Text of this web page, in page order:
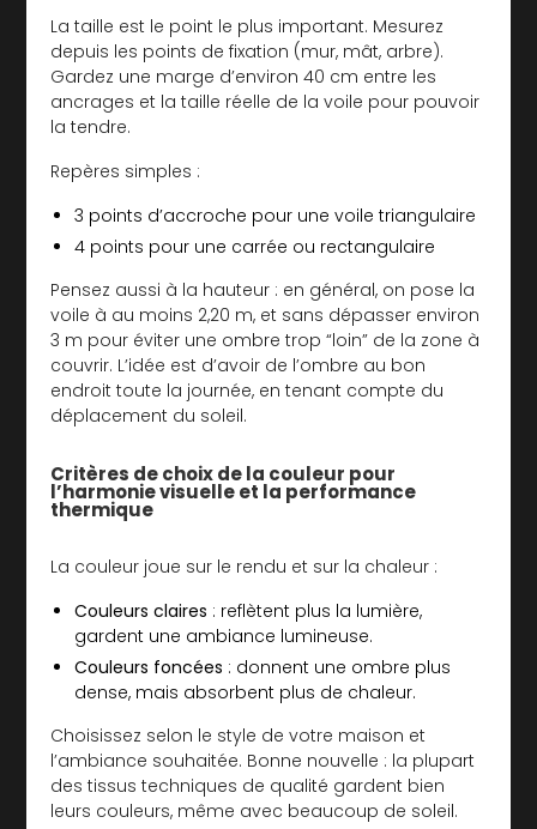
La taille est le point le plus important. Mesurez
depuis les points de fixation (mur, mât, arbre).
Gardez une marge d’environ 40 cm entre les
ancrages et la taille réelle de la voile pour pouvoir
la tendre.
Repères simples :
3 points d’accroche pour une voile triangulaire
4 points pour une carrée ou rectangulaire
Pensez aussi à la hauteur : en général, on pose la
voile à au moins 2,20 m, et sans dépasser environ
3 m pour éviter une ombre trop “loin” de la zone à
couvrir. L’idée est d’avoir de l’ombre au bon
endroit toute la journée, en tenant compte du
déplacement du soleil.
Critères de choix de la couleur pour
l’harmonie visuelle et la performance
thermique
La couleur joue sur le rendu et sur la chaleur :
Couleurs claires : reflètent plus la lumière,
gardent une ambiance lumineuse.
Couleurs foncées : donnent une ombre plus
dense, mais absorbent plus de chaleur.
Choisissez selon le style de votre maison et
l’ambiance souhaitée. Bonne nouvelle : la plupart
des tissus techniques de qualité gardent bien
leurs couleurs, même avec beaucoup de soleil.